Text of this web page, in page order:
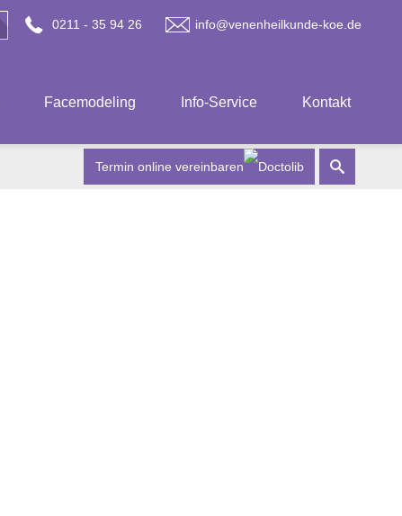
Facemodeling Info-Service Kontakt
0211 - 35 94 26 info@venenheilkunde-koe.de
Termin online vereinbaren